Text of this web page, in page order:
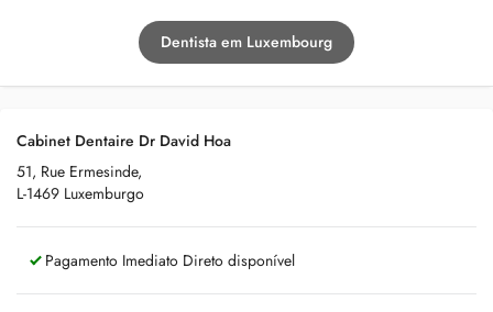
Dentista em Luxembourg
Cabinet Dentaire Dr David Hoa
51, Rue Ermesinde,
L-1469 Luxemburgo
Pagamento Imediato Direto disponível